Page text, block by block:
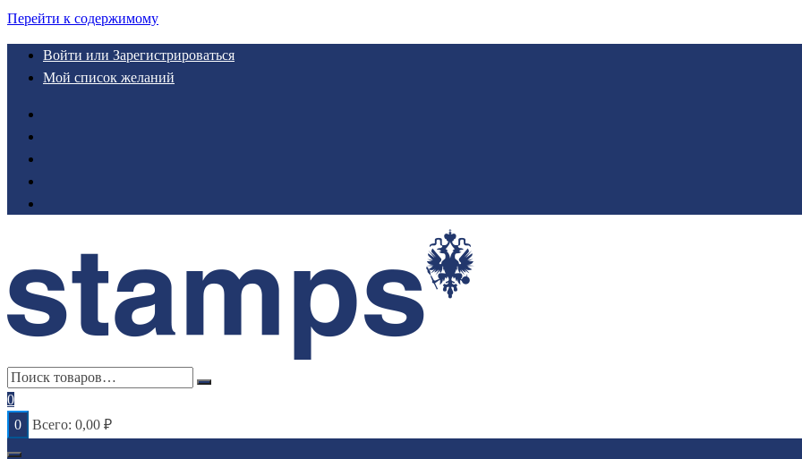
Перейти к содержимому
Войти или Зарегистрироваться
Мой список желаний
0
0
Всего: 0,00 ₽